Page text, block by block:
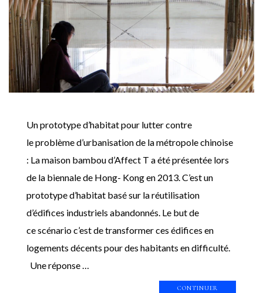
Un prototype d’habitat pour lutter contre
le problème d’urbanisation de la métropole chinoise
: La maison bambou d’Affect T a été présentée lors
de la biennale de Hong- Kong en 2013. C’est un
prototype d’habitat basé sur la réutilisation
d’édifices industriels abandonnés. Le but de
ce scénario c’est de transformer ces édifices en
logements décents pour des habitants en difficulté.
Une réponse …
CONTINUER